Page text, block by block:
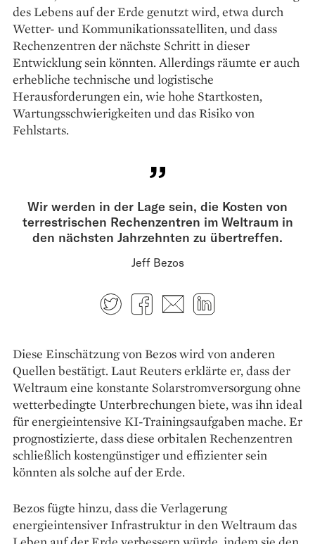
des Lebens auf der Erde genutzt wird, etwa durch
Wetter- und Kommunikationssatelliten, und dass
Rechenzentren der nächste Schritt in dieser
Entwicklung sein könnten. Allerdings räumte er auch
erhebliche technische und logistische
Herausforderungen ein, wie hohe Startkosten,
Wartungsschwierigkeiten und das Risiko von
Fehlstarts.
Wir werden in der Lage sein, die Kosten von
terrestrischen Rechenzentren im Weltraum in
den nächsten Jahrzehnten zu übertreffen.
Jeff Bezos
TwitterFacebook
E-mail
Diese Einschätzung von Bezos wird von anderen
Quellen bestätigt. Laut Reuters erklärte er, dass der
Weltraum eine konstante Solarstromversorgung ohne
wetterbedingte Unterbrechungen biete, was ihn ideal
für energieintensive KI-Trainingsaufgaben mache. Er
prognostizierte, dass diese orbitalen Rechenzentren
schließlich kostengünstiger und effizienter sein
könnten als solche auf der Erde.
Bezos fügte hinzu, dass die Verlagerung
energieintensiver Infrastruktur in den Weltraum das